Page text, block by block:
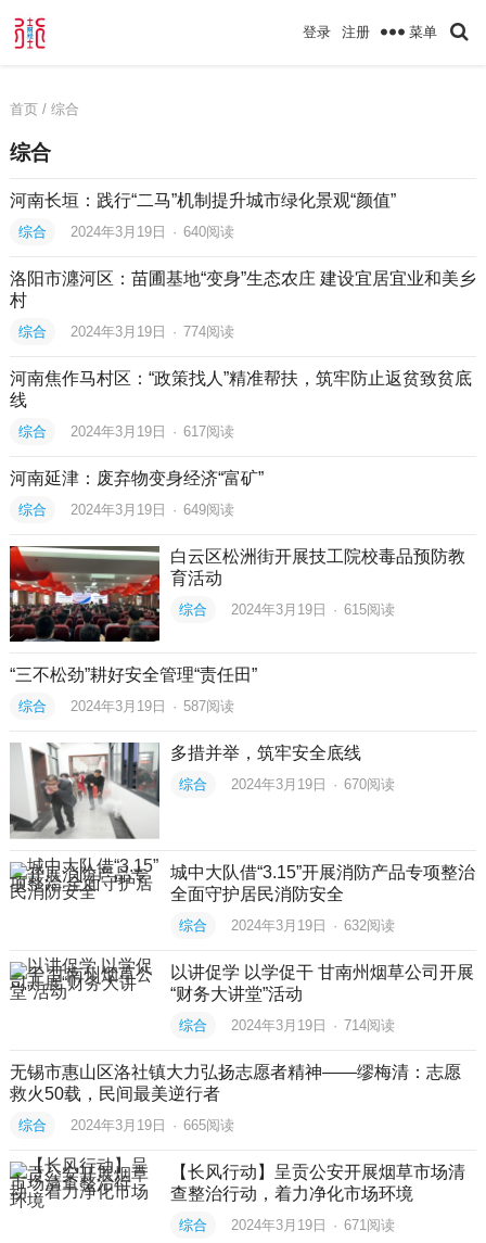
登录 注册 菜单
首页/ 综合
综合
河南长垣：践行“二马”机制提升城市绿化景观“颜值”
综合 2024年3月19日 · 640阅读
洛阳市瀍河区：苗圃基地“变身”生态农庄 建设宜居宜业和美乡
村
综合 2024年3月19日 · 774阅读
河南焦作马村区：“政策找人”精准帮扶，筑牢防止返贫致贫底
线
综合 2024年3月19日 · 617阅读
河南延津：废弃物变身经济“富矿”
综合 2024年3月19日 · 649阅读
白云区松洲街开展技工院校毒品预防教
育活动
综合 2024年3月19日 · 615阅读
“三不松劲”耕好安全管理“责任田”
综合 2024年3月19日 · 587阅读
多措并举，筑牢安全底线
综合 2024年3月19日 · 670阅读
城中大队借“3.15”开展消防产品专项整治
全面守护居民消防安全
综合 2024年3月19日 · 632阅读
以讲促学 以学促干 甘南州烟草公司开展
“财务大讲堂”活动
综合 2024年3月19日 · 714阅读
无锡市惠山区洛社镇大力弘扬志愿者精神——缪梅清：志愿
救火50载，民间最美逆行者
综合 2024年3月19日 · 665阅读
【长风行动】呈贡公安开展烟草市场清
查整治行动，着力净化市场环境
综合 2024年3月19日 · 671 阅读